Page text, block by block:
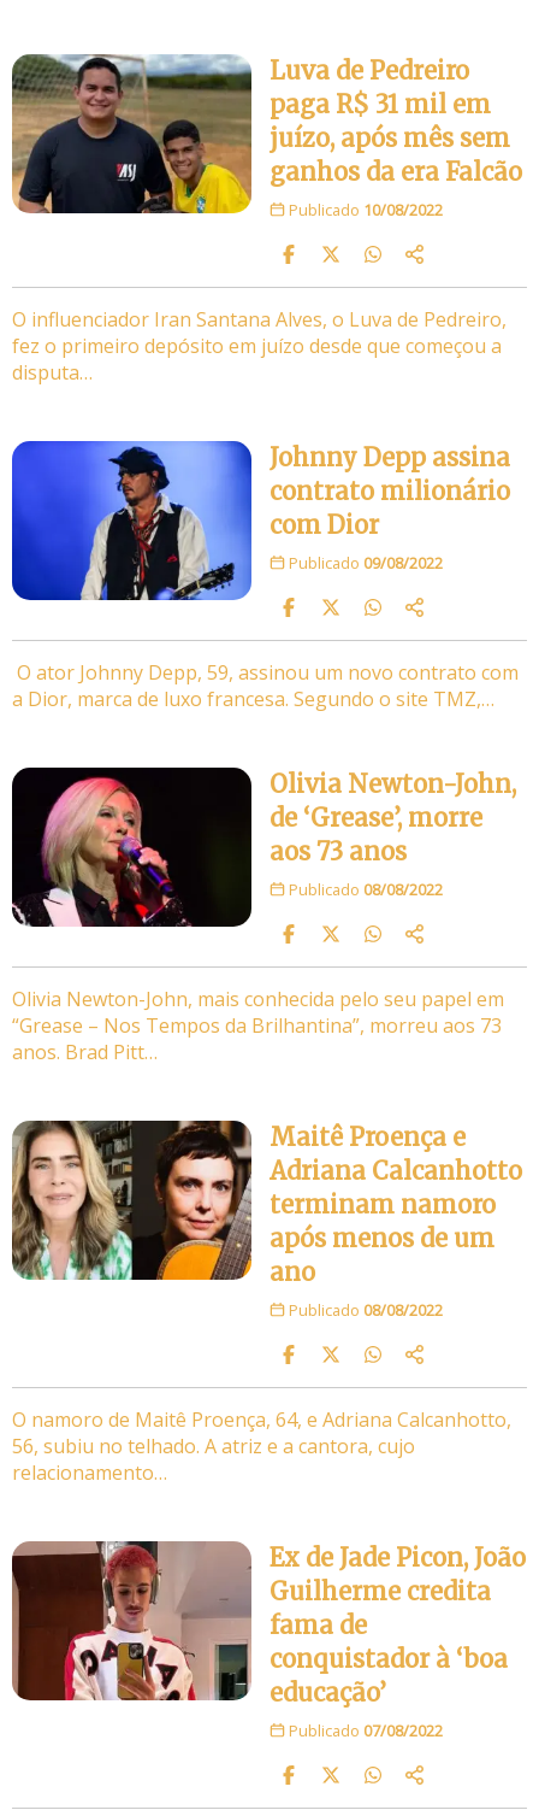
Luva de Pedreiro
paga R$ 31 mil em
juízo, após mês sem
ganhos da era Falcão
Publicado 10/08/2022
O influenciador Iran Santana Alves, o Luva de Pedreiro,
fez o primeiro depósito em juízo desde que começou a
disputa…
Johnny Depp assina
contrato milionário
com Dior
Publicado 09/08/2022
O ator Johnny Depp, 59, assinou um novo contrato com
a Dior, marca de luxo francesa. Segundo o site TMZ,…
Olivia Newton-John,
de ‘Grease’, morre
aos 73 anos
Publicado 08/08/2022
Olivia Newton-John, mais conhecida pelo seu papel em
“Grease – Nos Tempos da Brilhantina”, morreu aos 73
anos. Brad Pitt…
Maitê Proença e
Adriana Calcanhotto
terminam namoro
após menos de um
ano
Publicado 08/08/2022
O namoro de Maitê Proença, 64, e Adriana Calcanhotto,
56, subiu no telhado. A atriz e a cantora, cujo
relacionamento…
Ex de Jade Picon, João
Guilherme credita
fama de
conquistador à ‘boa
educação’
Publicado 07/08/2022